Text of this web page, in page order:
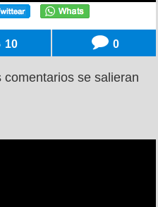
10 0
se salieran